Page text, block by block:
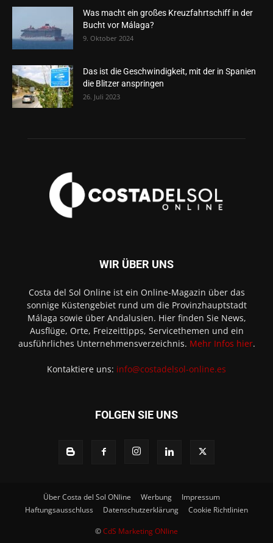
Was macht ein großes Kreuzfahrtschiff in der
Bucht vor Málaga?
9. Oktober 2024
Das ist die Geschwindigkeit, mit der in Spanien
die Blitzer anspringen
26. Juli 2023
WIR ÜBER UNS
Costa del Sol Online ist ein Online-Magazin über das
sonnige Küstengebiet rund um die Provinzhauptstadt
Málaga sowie über Andalusien. Hier finden Sie News,
Ausflüge, Orte, Freizeittipps, Servicethemen und ein
ausführliches Unternehmensverzeichnis. Mehr Infos hier.
Kontaktiere uns: info@costadelsol-online.es
FOLGEN SIE UNS
Über Costa del Sol ONline Werbung
Impressum
Haftungsausschluss
Datenschutzerklärung Cookie Richtlinien
©CdS Marketing ONline